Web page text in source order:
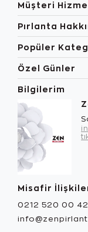
Müşteri
Pırlanta
Popüler
Özel Günler
Bilgilerim
Misafir
0212 520 00 42